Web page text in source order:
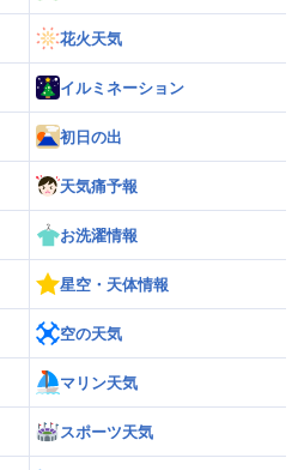
花火天気
イルミネーション
初日の出
天気痛予報
お洗濯情報
星空・天体情報
空の天気
マリン天気
スポーツ天気